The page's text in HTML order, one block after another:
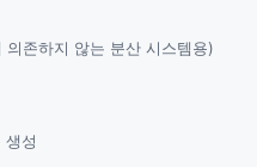
존하지 않는 분산 시스템용)
생성